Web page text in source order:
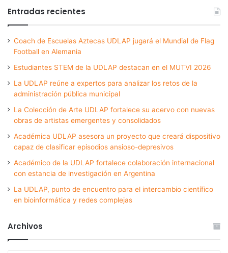
Entradas recientes
Coach de Escuelas Aztecas UDLAP jugará el Mundial de Flag
Football en Alemania
Estudiantes STEM de la UDLAP destacan en el MUTVI 2026
La UDLAP reúne a expertos para analizar los retos de la
administración pública municipal
La Colección de Arte UDLAP fortalece su acervo con nuevas
obras de artistas emergentes y consolidados
Académica UDLAP asesora un proyecto que creará dispositivo
capaz de clasificar episodios ansioso-depresivos
Académico de la UDLAP fortalece colaboración internacional
con estancia de investigación en Argentina
La UDLAP, punto de encuentro para el intercambio científico
en bioinformática y redes complejas
Archivos